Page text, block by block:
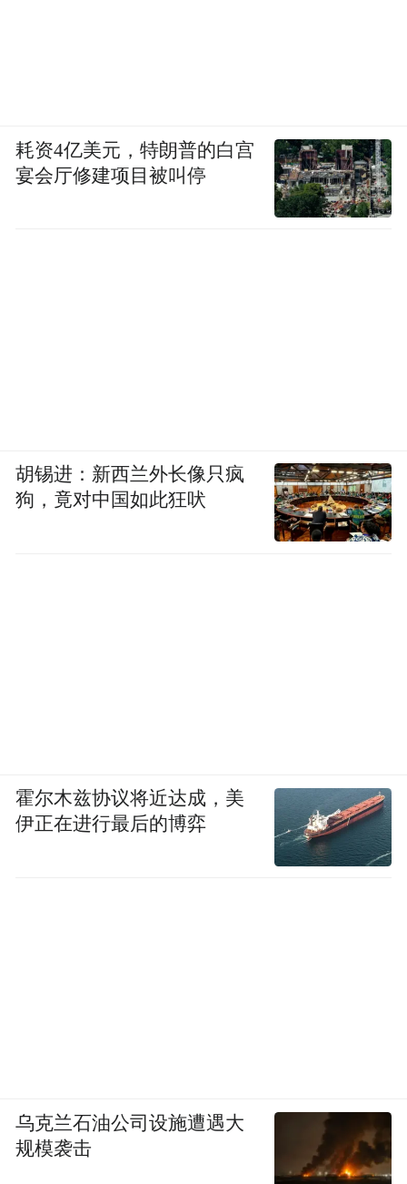
耗资4亿美元，特朗普的白宫
宴会厅修建项目被叫停
胡锡进：新西兰外长像只疯
狗，竟对中国如此狂吠
霍尔木兹协议将近达成，美
伊正在进行最后的博弈
乌克兰石油公司设施遭遇大
规模袭击